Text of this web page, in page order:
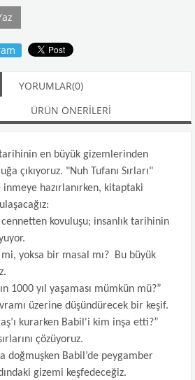
YORUMLAR(0)
ÜRÜN ÖNERILERI
en büyük gizemlerinden
çıkıyoruz. "Nuh Tufanı Sırları"
hazırlanırken, kitaptaki
kovuluşu; insanlık tarihinin
mi, yoksa bir masal mı? Bu büyük
1000 yıl yaşaması mümkün mü?”
üzerine düşündürecek bir keşif.
kurarken Babil'i kim inşa etti?”
çözüyoruz.
doğmuşken Babil’de peygamber
gizemi keşfedeceğiz.